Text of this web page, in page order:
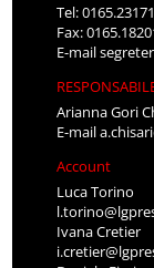
Tel:
Fax:
E-mail
Arianna Gori
E-mail
Account
Luca Torino
Ivana Cretier